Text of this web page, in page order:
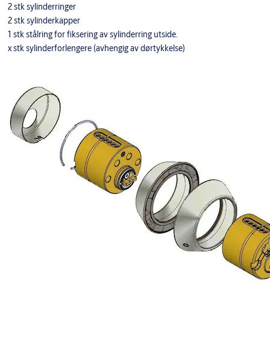
2 stk sylinderringer
2 stk sylinderkapper
1 stk stålring for fiksering av sylinderring utside.
x stk sylinderforlengere (avhengig av dørtykkelse)